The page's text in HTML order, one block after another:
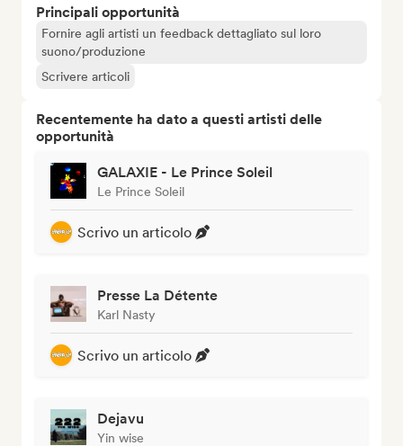
Principali opportunità
Fornire agli artisti un feedback dettagliato sul loro
suono/produzione
Scrivere articoli
Recentemente ha dato a questi artisti delle
opportunità
GALAXIE - Le Prince Soleil
Le Prince Soleil
Scrivo un articolo
Presse La Détente
Karl Nasty
Scrivo un articolo
Dejavu
Yin wise